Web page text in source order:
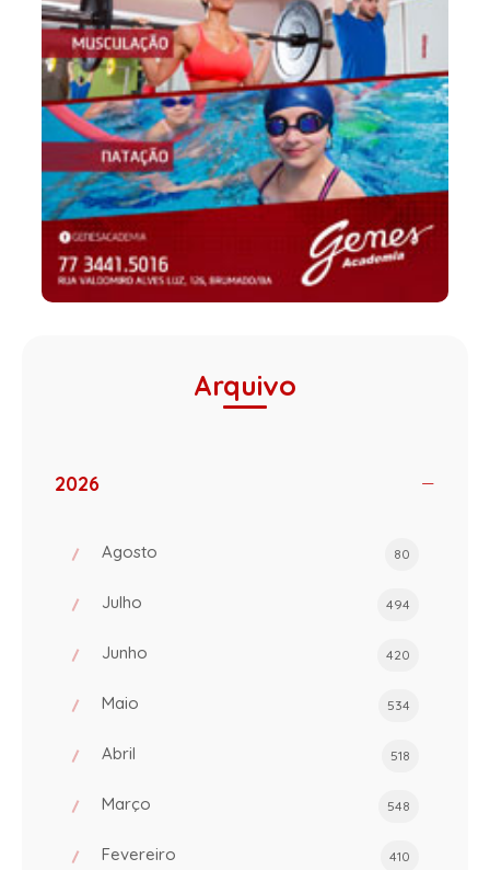
Arquivo
2026
Agosto 80
Julho 494
Junho 420
Maio 534
Abril 518
Março 548
Fevereiro 410